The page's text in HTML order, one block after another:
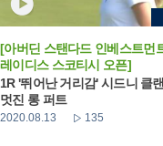
[아버딘 스탠다드 인베스트먼
레이디스 스코티시 오픈]
1R '뛰어난 거리감' 시드니 클
멋진 롱 퍼트
2020.08.13 135